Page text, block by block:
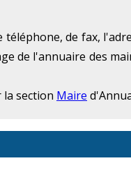
de fax,
de l'annuaire des
section Maire